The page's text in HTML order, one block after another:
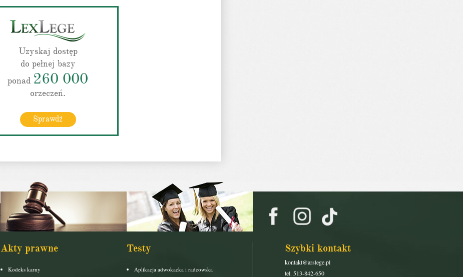
Uzyskaj dostęp
do pełnej bazy
ponad 260 000
orzeczeń.
Sprawdź
Akty prawne
Kodeks karny
Testy
Aplikacja adwokacka i radcowska
Szybki kontakt
kontakt@arslege.pl
tel. 513-842-650